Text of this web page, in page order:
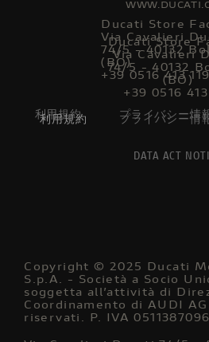
利用規約 プライバシー情
Ducati Store
Via Cavalieri
74/5 - 40132
(BO)
+39 0516 413
Ducati Store
Via Cavalieri
74/5 - 40132
(BO)
+39 0516 413 119
利用規約 プライバシー情
DATA ACT
Copyright © 2025 Ducati
S.p.A. - Società a Socio
soggetta all’attività di
Coordinamento di AUDI
riservati. P. IVA